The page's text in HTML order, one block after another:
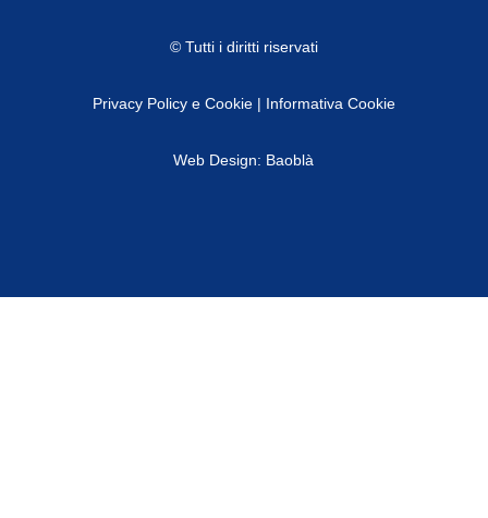
© Tutti i diritti riservati
Privacy Policy e Cookie| Informativa Cookie
Web Design: Baoblà